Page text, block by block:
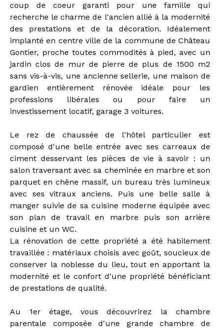
coup de coeur garanti pour une famille qui
recherche le charme de l'ancien allié à la modernité
des prestations et de la décoration. Idéalement
implanté en centre ville de la commune de Château
Gontier, proche toutes commodités à pied, avec un
jardin clos de mur de pierre de plus de 1500 m2
sans vis-à-vis, une ancienne sellerie, une maison de
gardien entièrement rénovée idéale pour les
professions libérales ou pour faire un
investissement locatif, garage 3 voitures.
Le rez de chaussée de l'hôtel particulier est
composé d'une belle entrée avec ses carreaux de
ciment desservant les pièces de vie à savoir : un
salon traversant avec sa cheminée en marbre et son
parquet en chêne massif, un bureau très lumineux
avec ses vitraux anciens. Puis une belle salle à
manger suivie de sa cuisine moderne équipée avec
son plan de travail en marbre puis son arrière
cuisine et un WC.
La rénovation de cette propriété a été habilement
travaillée : matériaux choisis avec goût, soucieux de
conserver la noblesse du lieu, tout en apportant la
modernité et le confort d'une propriété bénéficiant
de prestations de qualité.
Au 1er étage, vous découvrirez la chambre
parentale composée d'une grande chambre de